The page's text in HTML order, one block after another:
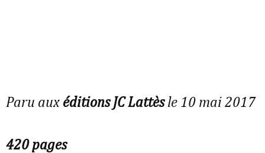
Paru aux éditions JC Lattèsle 10 mai 2017
420 pages